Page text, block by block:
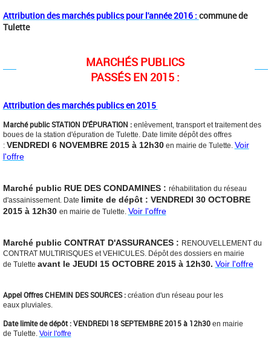
Attribution des marchés publics pour l'année 2016 : commune de
Tulette
MARCHÉS PUBLICS
PASSÉS EN 2015 :
Attribution des marchés publics en 2015
Marché public STATION D'ÉPURATION : enlèvement, transport et traitement des
boues de la station d'épuration de Tulette. Date limite dépôt des offres
: VENDREDI 6 NOVEMBRE 2015 à 12h30en mairie de Tulette. Voir
l'offre
Marché public RUE DES CONDAMINES : réhabilitation du réseau
d'assainissement. Date limite de dépôt : VENDREDI 30 OCTOBRE
2015 à 12h30 en mairie de Tulette. Voir l'offre
Marché public CONTRAT D'ASSURANCES : RENOUVELLEMENT du
CONTRAT MULTIRISQUES et VEHICULES. Dépôt des dossiers en mairie
de Tulette avant le JEUDI 15 OCTOBRE 2015 à 12h30. Voir l'offre
Appel Offres CHEMIN DES SOURCES : création d'un réseau pour les
eaux pluviales.
Date limite de dépôt : VENDREDI 18 SEPTEMBRE 2015 à 12h30en mairie
de Tulette. Voir l'offre